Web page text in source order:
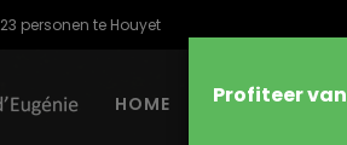
personen te Houyet
HOME VERBLIJF
Profiteer van